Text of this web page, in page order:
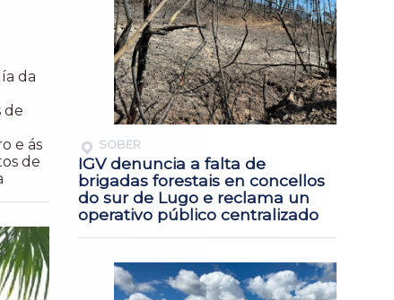
da
de
e ás
de
SOBER
IGV denuncia a falta de
brigadas forestais en concellos
do sur de Lugo e reclama un
operativo público centralizado